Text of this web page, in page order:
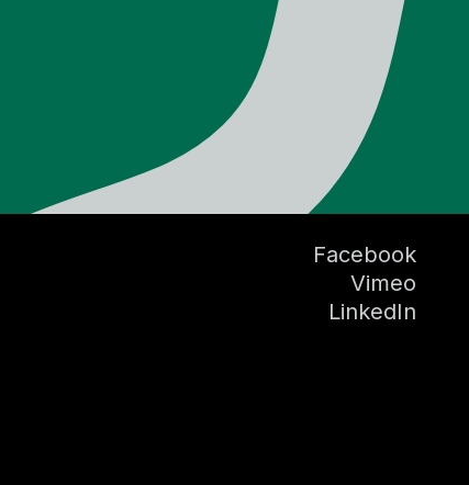
Facebook
Vimeo
LinkedIn